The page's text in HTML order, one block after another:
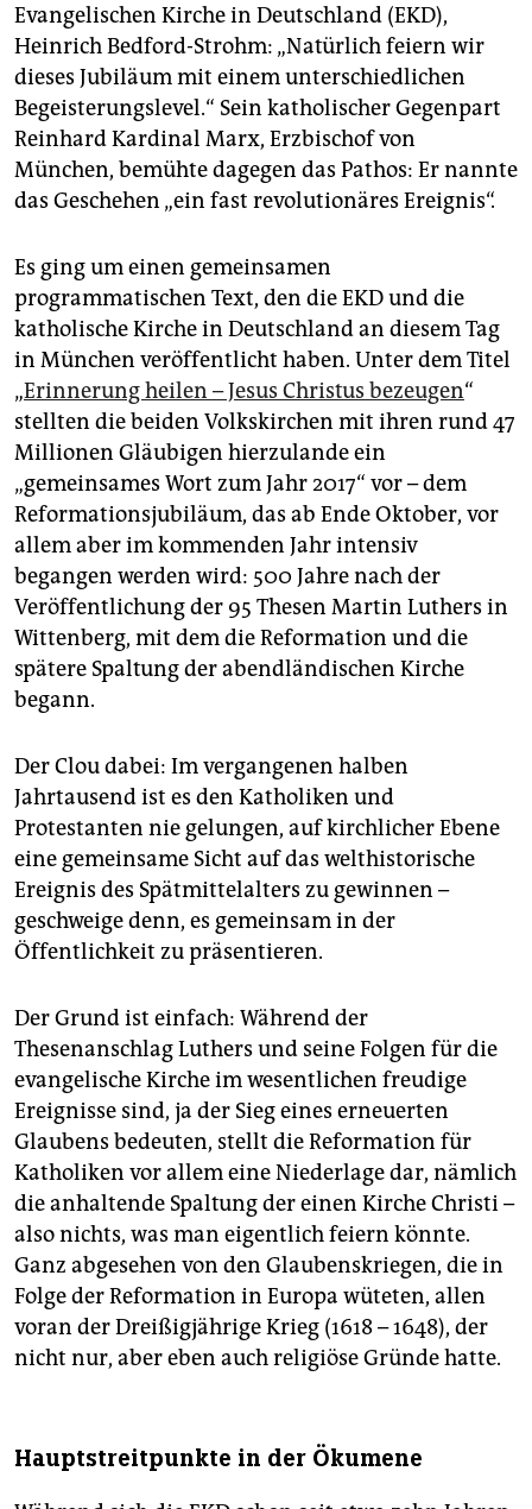
unterstützen
abo
genossenschaft
epaper login
Evangelischen Kirche in Deutschland (EKD),
Heinrich Bedford-Strohm: „Natürlich feiern wir
dieses Jubiläum mit einem unterschiedlichen
Begeisterungslevel.“ Sein katholischer Gegenpart
Reinhard Kardinal Marx, Erzbischof von
München, bemühte dagegen das Pathos: Er nannte
das Geschehen „ein fast revolutionäres Ereignis“.
Es ging um einen gemeinsamen
programmatischen Text, den die EKD und die
katholische Kirche in Deutschland an diesem Tag
in München veröffentlicht haben. Unter dem Titel
„Erinnerung heilen – Jesus Christus bezeugen“
stellten die beiden Volkskirchen mit ihren rund 47
Millionen Gläubigen hierzulande ein
„gemeinsames Wort zum Jahr 2017“ vor – dem
Reformationsjubiläum, das ab Ende Oktober, vor
allem aber im kommenden Jahr intensiv
begangen werden wird: 500 Jahre nach der
Veröffentlichung der 95 Thesen Martin Luthers in
Wittenberg, mit dem die Reformation und die
spätere Spaltung der abendländischen Kirche
begann.
Der Clou dabei: Im vergangenen halben
Jahrtausend ist es den Katholiken und
Protestanten nie gelungen, auf kirchlicher Ebene
eine gemeinsame Sicht auf das welthistorische
Ereignis des Spätmittelalters zu gewinnen –
geschweige denn, es gemeinsam in der
Öffentlichkeit zu präsentieren.
Der Grund ist einfach: Während der
Thesenanschlag Luthers und seine Folgen für die
evangelische Kirche im wesentlichen freudige
Ereignisse sind, ja der Sieg eines erneuerten
Glaubens bedeuten, stellt die Reformation für
Katholiken vor allem eine Niederlage dar, nämlich
die anhaltende Spaltung der einen Kirche Christi –
also nichts, was man eigentlich feiern könnte.
Ganz abgesehen von den Glaubenskriegen, die in
Folge der Reformation in Europa wüteten, allen
voran der Dreißigjährige Krieg (1618 – 1648), der
nicht nur, aber eben auch religiöse Gründe hatte.
Hauptstreitpunkte in der Ökumene